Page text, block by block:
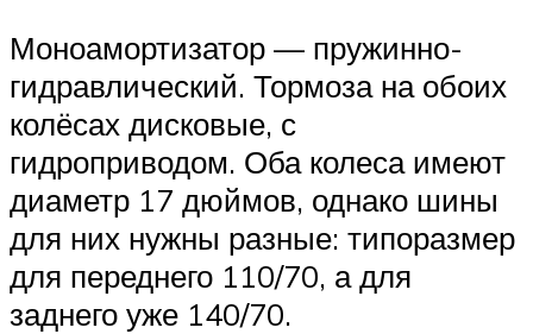
Моноамортизатор — пружинно-
гидравлический. Тормоза на обоих
колёсах дисковые, с
гидроприводом. Оба колеса имеют
диаметр 17 дюймов, однако шины
для них нужны разные: типоразмер
для переднего 110/70, а для
заднего уже 140/70.